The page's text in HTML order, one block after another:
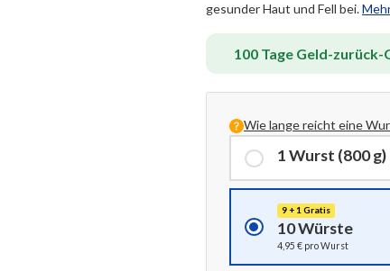
gesunder Haut und Fell bei.
100 Tage Geld-
Wie lange reicht eine
1 Wurst (800 g)
9 + 1 Gratis
10 Würste
4,95 € pro Wurst